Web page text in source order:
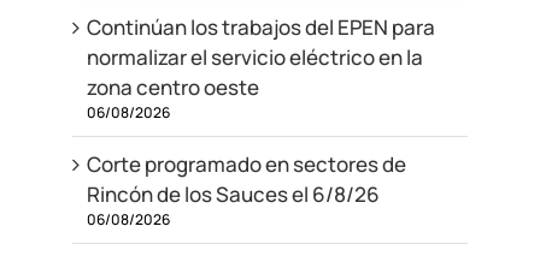
Continúan los trabajos del EPEN para
normalizar el servicio eléctrico en la
zona centro oeste
06/08/2026
Corte programado en sectores de
Rincón de los Sauces el 6/8/26
06/08/2026